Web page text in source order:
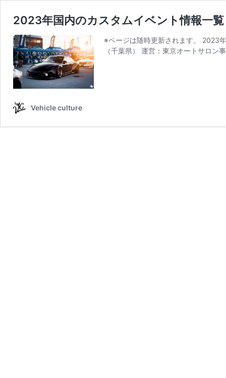
2023年国内のカスタムイベント情報一覧
※ページは随時更新されます。 2023
（千葉県） 運営：東京オートサロ
Vehicle culture